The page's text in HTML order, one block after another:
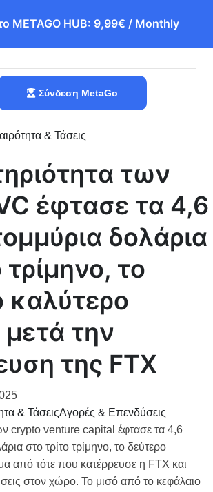
METAGO HUB: 9,99€ / Monthly
Σύνδεση MetaGo
& Τάσεις
των
έφτασε τα 4,6
δολάρια
τρίμηνο, το
καλύτερο
μετά την
της FTX
& ΤάσειςΑγορές & Επενδύσεις
crypto venture capital έφτασε τα 4,6
στο τρίτο τρίμηνο, το δεύτερο
από τότε που κατέρρευσε η FTX και
στον χώρο. Το μισό από το κεφάλαιο